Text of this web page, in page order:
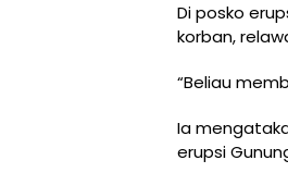
Di posko
korban,
“Beliau
Ia
erupsi